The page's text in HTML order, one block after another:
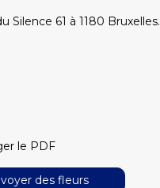
Silence 61 à 1180 Bruxelles.
le PDF
des fleurs